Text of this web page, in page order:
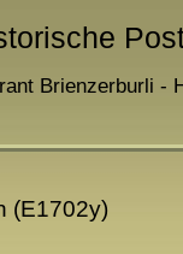
Brienzerburli -
(E1702y)